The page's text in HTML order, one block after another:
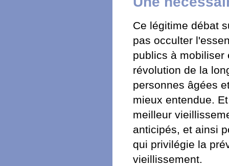
Ce légitime débat
pas occulter
publics à mobiliser
révolution de la
personnes âgées
mieux entendue.
meilleur
anticipés, et ainsi
qui privilégie la
vieillissement.